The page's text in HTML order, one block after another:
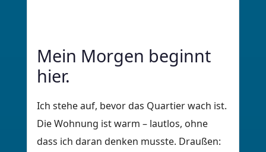
Mein Morgen beginnt
hier.
Ich stehe auf, bevor das Quartier wach ist.
Die Wohnung ist warm – lautlos, ohne
dass ich daran denken musste. Draußen: